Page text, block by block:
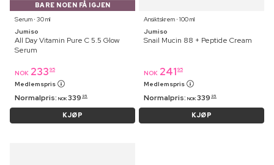
BARE NOEN FÅ IGJEN
Serum ⋅ 30 ml
Jumiso
All Day Vitamin Pure C 5.5 Glow
Serum
NOK 233 95
Medlemspris
Normalpris: NOK 339 95
KJØP
Ansiktskrem ⋅ 100 ml
Jumiso
Snail Mucin 88 + Peptide Cream
NOK 241 95
Medlemspris
Normalpris: NOK 339 95
KJØP